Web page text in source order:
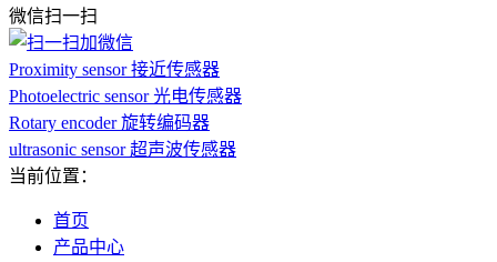
微信扫一扫
Proximity sensor 接近传感器
Photoelectric sensor 光电传感器
Rotary encoder 旋转编码器
ultrasonic sensor 超声波传感器
当前位置：
首页
产品中心